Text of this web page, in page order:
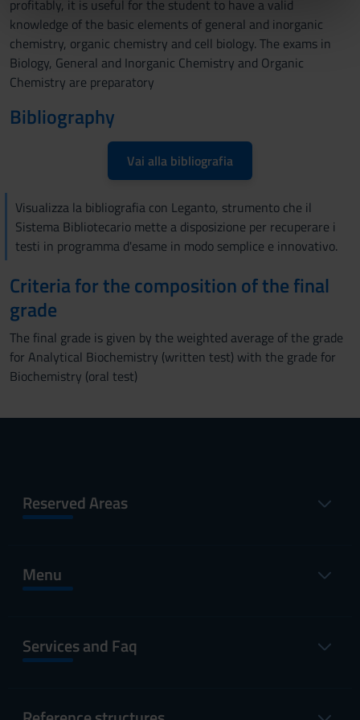
nostri partner che si occupano di analisi dei dati web,
pubblicità e social media, i quali potrebbero combinarle
con altre informazioni che hai fornito loro o che hanno
raccolto dal tuo utilizzo dei loro servizi.
profitably, it is useful for the student to have a valid
knowledge of the basic elements of general and inorganic
chemistry, organic chemistry and cell biology. The exams in
Biology, General and Inorganic Chemistry and Organic
Chemistry are preparatory
Bibliography
Vai alla bibliografia
Visualizza la bibliografia con Leganto, strumento che il
Sistema Bibliotecario mette a disposizione per recuperare i
testi in programma d'esame in modo semplice e innovativo.
Criteria for the composition of the final
grade
The final grade is given by the weighted average of the grade
for Analytical Biochemistry (written test) with the grade for
Biochemistry (oral test)
Reserved Areas
Menu
Services and Faq